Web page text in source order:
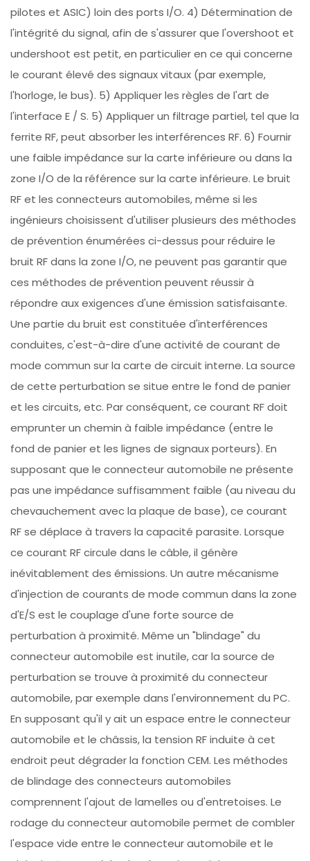
pilotes et ASIC) loin des ports I/O. 4) Détermination de
l'intégrité du signal, afin de s'assurer que l'overshoot et
undershoot est petit, en particulier en ce qui concerne
le courant élevé des signaux vitaux (par exemple,
l'horloge, le bus). 5) Appliquer les règles de l'art de
l'interface E / S. 5) Appliquer un filtrage partiel, tel que la
ferrite RF, peut absorber les interférences RF. 6) Fournir
une faible impédance sur la carte inférieure ou dans la
zone I/O de la référence sur la carte inférieure. Le bruit
RF et les connecteurs automobiles, même si les
ingénieurs choisissent d'utiliser plusieurs des méthodes
de prévention énumérées ci-dessus pour réduire le
bruit RF dans la zone I/O, ne peuvent pas garantir que
ces méthodes de prévention peuvent réussir à
répondre aux exigences d'une émission satisfaisante.
Une partie du bruit est constituée d'interférences
conduites, c'est-à-dire d'une activité de courant de
mode commun sur la carte de circuit interne. La source
de cette perturbation se situe entre le fond de panier
et les circuits, etc. Par conséquent, ce courant RF doit
emprunter un chemin à faible impédance (entre le
fond de panier et les lignes de signaux porteurs). En
supposant que le connecteur automobile ne présente
pas une impédance suffisamment faible (au niveau du
chevauchement avec la plaque de base), ce courant
RF se déplace à travers la capacité parasite. Lorsque
ce courant RF circule dans le câble, il génère
inévitablement des émissions. Un autre mécanisme
d'injection de courants de mode commun dans la zone
d'E/S est le couplage d'une forte source de
perturbation à proximité. Même un "blindage" du
connecteur automobile est inutile, car la source de
perturbation se trouve à proximité du connecteur
automobile, par exemple dans l'environnement du PC.
En supposant qu'il y ait un espace entre le connecteur
automobile et le châssis, la tension RF induite à cet
endroit peut dégrader la fonction CEM. Les méthodes
de blindage des connecteurs automobiles
comprennent l'ajout de lamelles ou d'entretoises. Le
rodage du connecteur automobile permet de combler
l'espace vide entre le connecteur automobile et le